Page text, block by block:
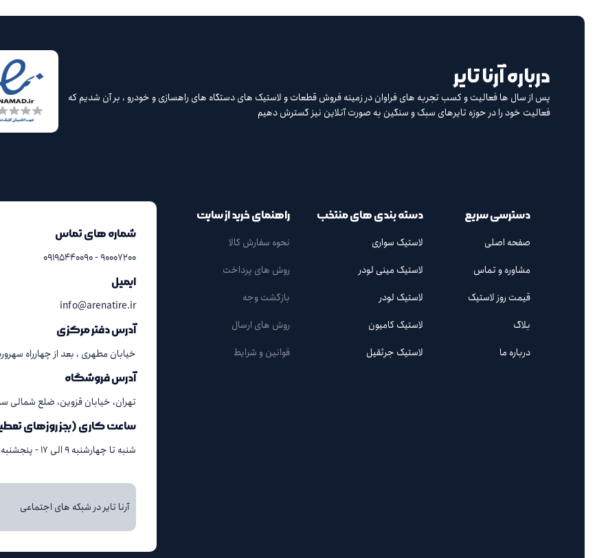
درباره آرنا تایر
پس از سال ها فعالیت و کسب تجربه های فراوان در زمینه فروش قطعات و لاستیک های دستگاه های راهسازی و خودرو ، بر آن شدیم که
فعالیت خود را در حوزه تایرهای سبک و سنگین به صورت آنلاین نیز گسترش دهیم
دسترسی سریع
صفحه اصلی
مشاوره و تماس
قیمت روز لاستیک
بلاگ
درباره ما
دسته بندی های منتخب
لاستیک سواری
لاستیک مینی لودر
لاستیک لودر
لاستیک کامیون
لاستیک جرثقیل
راهنمای خرید از سایت
نحوه سفارش کالا
روش های پرداخت
بازگشت وجه
روش های ارسال
قوانین و شرایط
شماره های تماس
۹۰۰۰۷۲۰۰ - ۰۹۱۹۵۴۴۰۰۹۰
ایمیل
info@arenatire.ir
آدرس دفتر مرکزی
خیابان مطهری ، بعد از چهارراه سهروردی ،
آدرس فروشگاه
تهران، خیابان قزوین، ضلع شمالی سه
ساعت کاری (بجز روزهای
شنبه تا چهارشنبه ۹ الی ۱۷ - پنجشنبه ۹ الی ۱۳
آرنا تایر در شبکه های اجتماعی